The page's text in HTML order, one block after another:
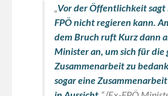
Vor der Öffentlichkeit sagt
FPÖ nicht regieren kann.
dem Bruch ruft Kurz dann
Minister an, um sich für die
Zusammenarbeit zu
sogar eine